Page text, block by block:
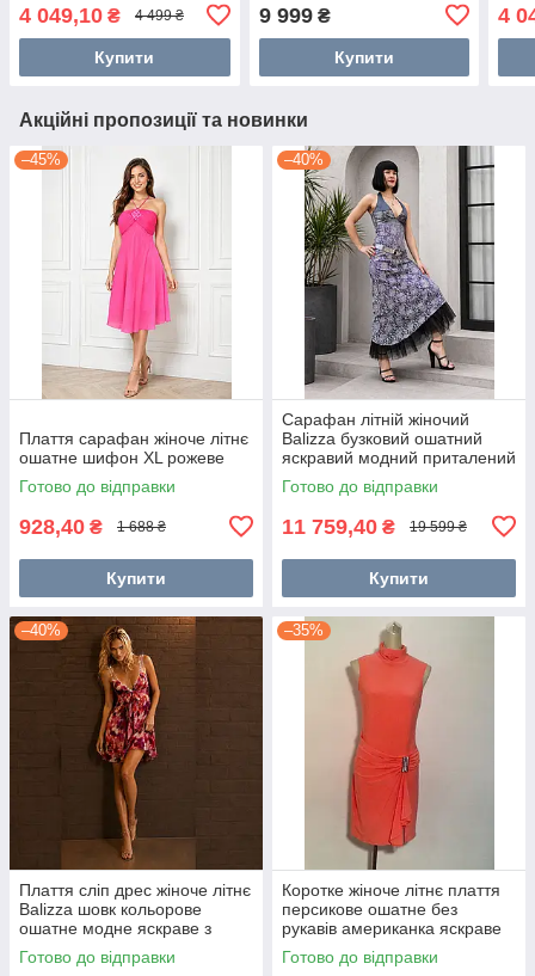
4 049,10 ₴ 4 499 ₴
Купити
9 999₴
Купити
4
Акційні пропозиції та новинки
–45%
Плаття сарафан жіноче літнє
ошатне шифон XL рожеве
Готово до відправки
928,40 ₴ 1 688 ₴
Купити
–40%
Сарафан літній жіночий
Balizza бузковий ошатний
яскравий модний приталений
Готово до відправки
11 759,40 ₴ 19 599 ₴
Купити
–40%
Плаття сліп дрес жіноче літнє
Balizza шовк кольорове
ошатне модне яскраве з
бретелями в стразах
Готово до відправки
–35%
Коротке жіноче літнє плаття
персикове ошатне без
рукавів американка яскраве
модне стильне
Готово до відправки